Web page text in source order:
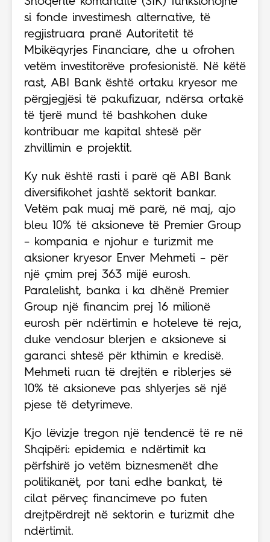
si fonde investimesh alternative, të
regjistruara pranë Autoritetit të
Mbikëqyrjes Financiare, dhe u ofrohen
vetëm investitorëve profesionistë. Në këtë
rast, ABI Bank është ortaku kryesor me
përgjegjësi të pakufizuar, ndërsa ortakë
të tjerë mund të bashkohen duke
kontribuar me kapital shtesë për
zhvillimin e projektit.
Ky nuk është rasti i parë që ABI Bank
diversifikohet jashtë sektorit bankar.
Vetëm pak muaj më parë, në maj, ajo
bleu 10% të aksioneve të Premier Group
– kompania e njohur e turizmit me
aksioner kryesor Enver Mehmeti – për
një çmim prej 363 mijë eurosh.
Paralelisht, banka i ka dhënë Premier
Group një financim prej 16 milionë
eurosh për ndërtimin e hoteleve të reja,
duke vendosur blerjen e aksioneve si
garanci shtesë për kthimin e kredisë.
Mehmeti ruan të drejtën e riblerjes së
10% të aksioneve pas shlyerjes së një
pjese të detyrimeve.
Kjo lëvizje tregon një tendencë të re në
Shqipëri: epidemia e ndërtimit ka
përfshirë jo vetëm biznesmenët dhe
politikanët, por tani edhe bankat, të
cilat përveç financimeve po futen
drejtpërdrejt në sektorin e turizmit dhe
ndërtimit.